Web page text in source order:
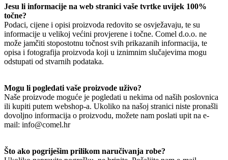
Jesu li informacije na web stranici vaše tvrtke uvijek 100%
točne?
Podaci, cijene i opisi proizvoda redovito se osvježavaju, te su
informacije u velikoj većini provjerene i točne. Comel d.o.o. ne
može jamčiti stopostotnu točnost svih prikazanih informacija, te
opisa i fotografija proizvoda koji u iznimnim slučajevima mogu
odstupati od stvarnih podataka.
Mogu li pogledati vaše proizvode uživo?
Naše proizvode moguće je pogledati u nekima od naših poslovnica
ili kupiti putem webshop-a. Ukoliko na našoj stranici niste pronašli
dovoljno informacija o proizvodu, možete nam poslati upit na e-
mail: info@comel.hr
Što ako pogriješim prilikom naručivanja robe?